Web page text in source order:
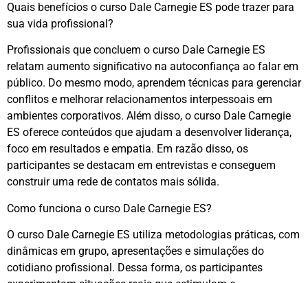
Quais benefícios o curso Dale Carnegie ES pode trazer para
sua vida profissional?
Profissionais que concluem o curso Dale Carnegie ES
relatam aumento significativo na autoconfiança ao falar em
público. Do mesmo modo, aprendem técnicas para gerenciar
conflitos e melhorar relacionamentos interpessoais em
ambientes corporativos. Além disso, o curso Dale Carnegie
ES oferece conteúdos que ajudam a desenvolver liderança,
foco em resultados e empatia. Em razão disso, os
participantes se destacam em entrevistas e conseguem
construir uma rede de contatos mais sólida.
Como funciona o curso Dale Carnegie ES?
O curso Dale Carnegie ES utiliza metodologias práticas, com
dinâmicas em grupo, apresentações e simulações do
cotidiano profissional. Dessa forma, os participantes